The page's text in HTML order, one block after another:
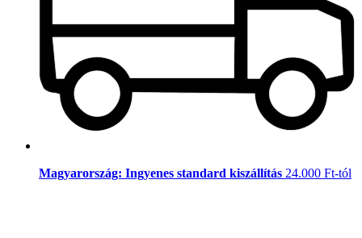
Magyarország: Ingyenes standard kiszállítás 24.000 Ft-tól